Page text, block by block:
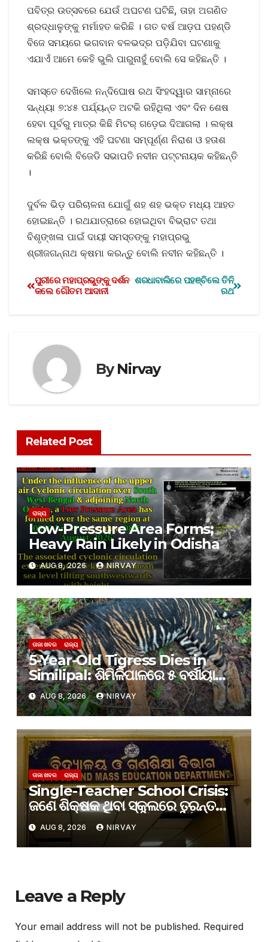
ପବିତ୍ର ଉତ୍ସବରେ ଯେଉଁ ଅଘଟଣ ଘଟିଛି, ତାହା ଅଗଣିତ
ଶ୍ରଦ୍ଧାଳୁଙ୍କୁ ମର୍ମାହତ କରିଛି । ଗତ ବର୍ଷ ଆଡ଼ପ ପହଣ୍ଡି
ବିଜେ ସମୟରେ ଭଗବାନ ବଳଭଦ୍ର ପଡ଼ିଯିବା ଘଟଣାକୁ
ଏଯାଏଁ ଆମେ କେହି ଭୁଲି ପାରୁନାହୁଁ ବୋଲି ସେ କହିଛନ୍ତି ।
ସମସ୍ତେ ଦେଖିଲେ ନନ୍ଦିଘୋଷ ରଥ ସିଂହଦ୍ୱାର ସାମ୍ନାରେ
ସନ୍ଧ୍ୟା ୭:୪୫ ପର୍ଯ୍ୟନ୍ତ ଅଟକି ରହିଥିଲା ଏବଂ ଦିନ ଶେଷ
ହେବା ପୂର୍ବରୁ ମାତ୍ର କିଛି ମିଟର୍ ଗଡ଼େଇ ଦିଆଗଲା । ଲକ୍ଷ
ଲକ୍ଷ ଭକ୍ତଙ୍କୁ ଏହି ଘଟଣା ସମ୍ପୂର୍ଣ୍ଣ ନିରାଶ ଓ ହତାଶ
କରିଛି ବୋଲି ବିଜେଡି ସଭାପତି ନବୀନ ପଟ୍ଟନାୟକ କହିଛନ୍ତି
।
ଦୁର୍ବଳ ଭିଡ଼ ପରିଚାଳନା ଯୋଗୁଁ ଶହ ଶହ ଭକ୍ତ ମଧ୍ୟ ଆହତ
ହୋଇଛନ୍ତି । ରଥଯାତ୍ରାରେ ହୋଇଥିବା ବିଭ୍ରାଟ ତଥା
ବିଶୃଙ୍ଖଳା ପାଇଁ ଦାୟୀ ସମସ୍ତଙ୍କୁ ମହାପ୍ରଭୁ
ଶ୍ରୀଜଗନ୍ନାଥ କ୍ଷମା କରନ୍ତୁ ବୋଲି ନବୀନ କହିଛନ୍ତି ।
ଶରଧାବାଲିରେ ପହଞ୍ଚିଲେ ତିନି
ରଥ
ପୁରୀରେ ମହାପ୍ରଭୁଙ୍କୁ ଦର୍ଶନ
କଲେ ଗୌତମ ଆଦାନୀ
ByNirvay
Related Post
ରାଜ୍ୟ
Low-Pressure Area Forms;
Heavy Rain Likely in Odisha
AUG 8, 2026 NIRVAY
ତାଜା ଖବର ରାଜ୍ୟ
5-Year-Old Tigress Dies in
Similipal: ଶିମିଳିପାଳରେ ୫ ବର୍ଷୀୟା
ବାଘୁଣୀର ମୃତ୍ୟୁ, କାରଣ ଅସ୍ପଷ୍ଟ
AUG 8, 2026 NIRVAY
ତାଜା ଖବର ରାଜ୍ୟ
Single-Teacher School Crisis:
ଜଣେ ଶିକ୍ଷକ ଥିବା ସ୍କୁଲରେ ତୁରନ୍ତ
ଅତିରିକ୍ତ ଶିକ୍ଷକ ନିଯୁକ୍ତି ପାଇଁ
ଗଣଶିକ୍ଷା ବିଭାଗର ନିର୍ଦ୍ଦେଶ
AUG 8, 2026 NIRVAY
Leave a Reply
Your email address will not be published. Required